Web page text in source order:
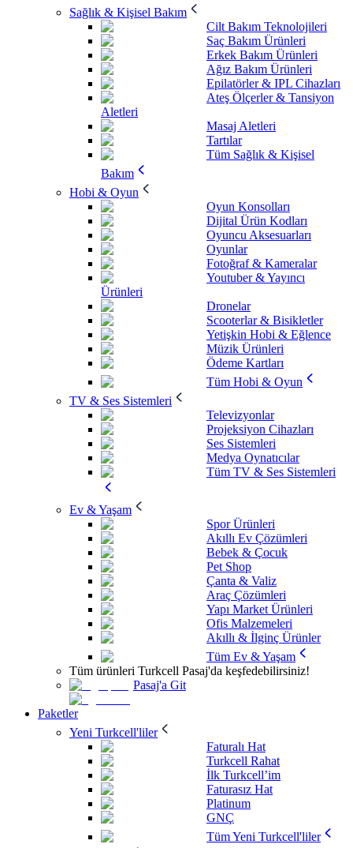
Sağlık & Kişisel Bakım
Cilt Bakım Teknolojileri
Saç Bakım Ürünleri
Erkek Bakım Ürünleri
Ağız Bakım Ürünleri
Epilatörler & IPL Cihazları
Ateş Ölçerler & Tansiyon
Aletleri
Masaj Aletleri
Tartılar
Tüm Sağlık & Kişisel
Bakım
Hobi & Oyun
Oyun Konsolları
Dijital Ürün Kodları
Oyuncu Aksesuarları
Oyunlar
Fotoğraf & Kameralar
Youtuber & Yayıncı
Ürünleri
Dronelar
Scooterlar & Bisikletler
Yetişkin Hobi & Eğlence
Müzik Ürünleri
Ödeme Kartları
Tüm Hobi & Oyun
TV & Ses Sistemleri
Televizyonlar
Projeksiyon Cihazları
Ses Sistemleri
Medya Oynatıcılar
Tüm TV & Ses Sistemleri
Ev & Yaşam
Spor Ürünleri
Akıllı Ev Çözümleri
Bebek & Çocuk
Pet Shop
Çanta & Valiz
Araç Çözümleri
Yapı Market Ürünleri
Ofis Malzemeleri
Akıllı & İlginç Ürünler
Tüm Ev & Yaşam
Tüm ürünleri Turkcell Pasaj'da keşfedebilirsiniz!
Pasaj'a Git
Paketler
Yeni Turkcell'liler
Faturalı Hat
Turkcell Rahat
İlk Turkcell’im
Faturasız Hat
Platinum
GNÇ
Tüm Yeni Turkcell'liler